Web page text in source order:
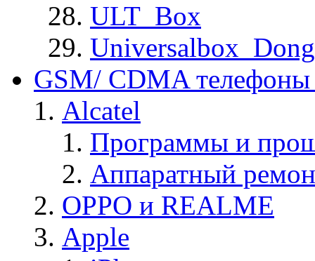
ULT_Box
GSM/ CDMA
Alcatel
Программы и
Аппаратный
OPPO и REALME
Apple